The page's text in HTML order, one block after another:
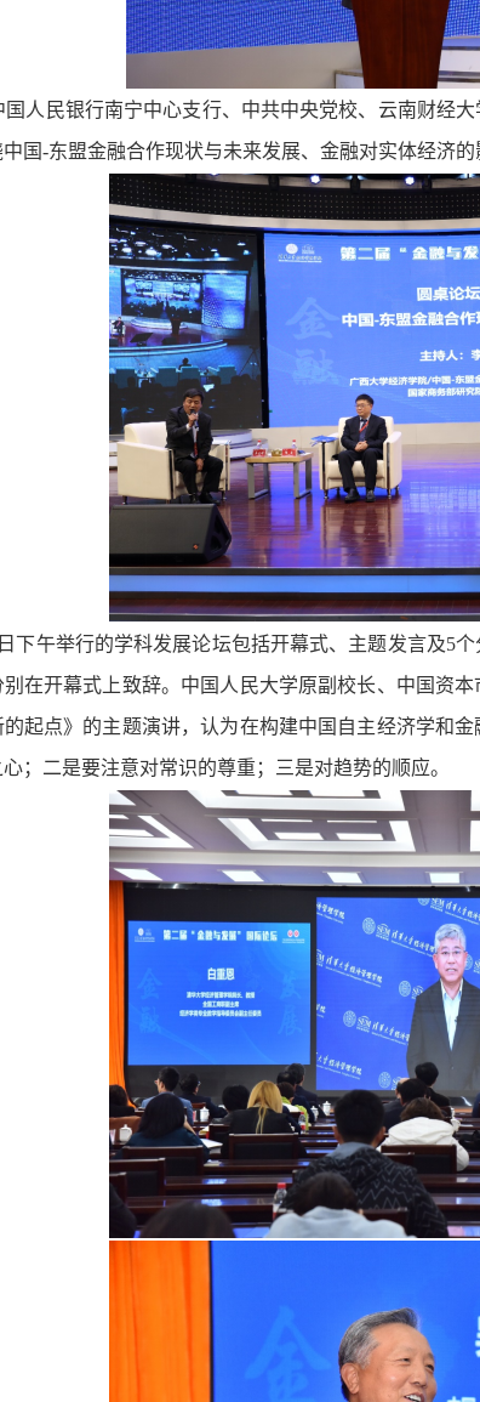
国人民银行南宁中心支行、中共中央党校、云南财经
国-东盟金融合作现状与未来发展、金融对实体经济的
下午举行的学科发展论坛包括开幕式、主题发言及5
别在开幕式上致辞。中国人民大学原副校长、中国资
的起点》的主题演讲，认为在构建中国自主经济学和
；二是要注意对常识的尊重；三是对趋势的顺应。